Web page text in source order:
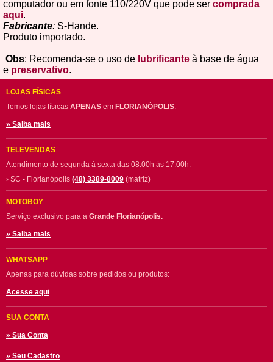
computador ou em fonte 110/220V que pode ser comprada
aqui.
Fabricante: S-Hande.
Produto importado.
Obs: Recomenda-se o uso de lubrificante à base de água
e preservativo.
LOJAS FÍSICAS
Temos lojas físicas APENAS em FLORIANÓPOLIS.
» Saiba mais
TELEVENDAS
Atendimento de segunda à sexta das 08:00h às 17:00h.
› SC - Florianópolis (48) 3389-8009 (matriz)
MOTOBOY
Serviço exclusivo para a Grande Florianópolis.
» Saiba mais
WHATSAPP
Apenas para dúvidas sobre pedidos ou produtos:
Acesse aqui
SUA CONTA
» Sua Conta
» Seu Cadastro